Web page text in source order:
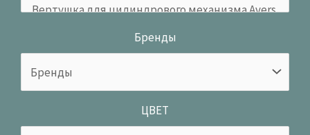
Бренды
ЦВЕТ